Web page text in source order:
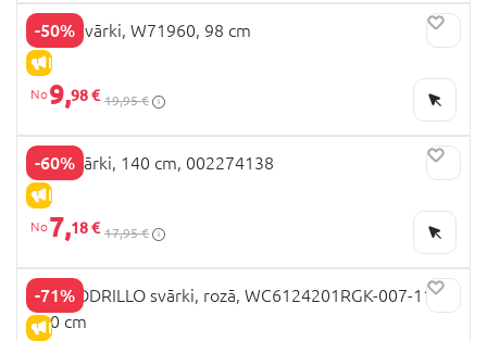
-50%
IZPĀRDOŠANA
NEXT svārki, W71960, 98 cm
9,98 € 19,95 €
-60%
IZPĀRDOŠANA
OVS svārki, 140 cm, 002274138
7,18 € 17,95 €
-71%
IZPĀRDOŠANA
COCCODRILLO svārki, rozā, WC6124201RGK-007-110,
110 cm